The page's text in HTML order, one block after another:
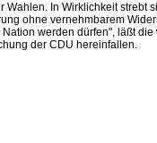
In Wirklichkeit
ohne vernehmbarem
werden dürfen", läßt
der CDU hereinfallen.